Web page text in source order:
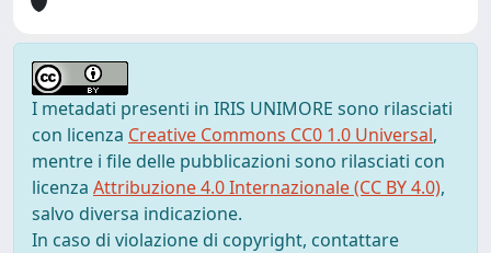
I metadati presenti in IRIS UNIMORE sono rilasciati
con licenza Creative Commons CC0 1.0 Universal,
mentre i file delle pubblicazioni sono rilasciati con
licenza Attribuzione 4.0 Internazionale (CC BY 4.0),
salvo diversa indicazione.
In caso di violazione di copyright, contattare